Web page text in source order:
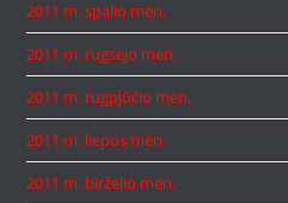
2011 m. spalio mėn.
2011 m. rugsėjo mėn.
2011 m. rugpjūčio mėn.
2011 m. liepos mėn.
2011 m. birželio mėn.